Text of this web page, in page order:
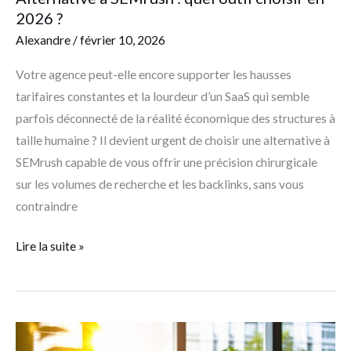
2026 ?
Alexandre/février 10, 2026
Votre agence peut-elle encore supporter les hausses
tarifaires constantes et la lourdeur d’un SaaS qui semble
parfois déconnecté de la réalité économique des structures à
taille humaine ? Il devient urgent de choisir une alternative à
SEMrush capable de vous offrir une précision chirurgicale
sur les volumes de recherche et les backlinks, sans vous
contraindre
Lire la suite »
Meilleures